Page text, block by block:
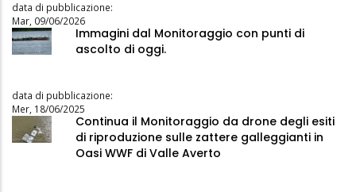
data di pubblicazione:
Mar, 09/06/2026
Immagini dal Monitoraggio con punti di
ascolto di oggi.
data di pubblicazione:
Mer, 18/06/2025
Continua il Monitoraggio da drone degli esiti
di riproduzione sulle zattere galleggianti in
Oasi WWF di Valle Averto